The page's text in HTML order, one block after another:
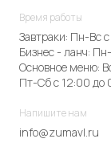
Время работы
Завтраки: Пн-Вс
Бизнес - ланч:
Основное меню:
Пт-Сб с 12:00 до
Напишите нам
info@zumavl.ru